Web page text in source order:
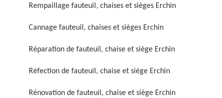
Rénovation de fauteuil,
Nettoyage de fauteuil,
Rempaillage fauteuil, chaises et sièges Erchin
Cannage fauteuil, chaises et sièges Erchin
Réparation de fauteuil, chaise et siège Erchin
Réfection de fauteuil, chaise et siège Erchin
Rénovation de fauteuil, chaise et siège Erchin